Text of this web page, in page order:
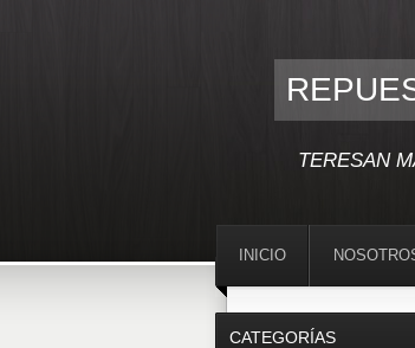
TERESAN
CATEGORÍAS
INICIO